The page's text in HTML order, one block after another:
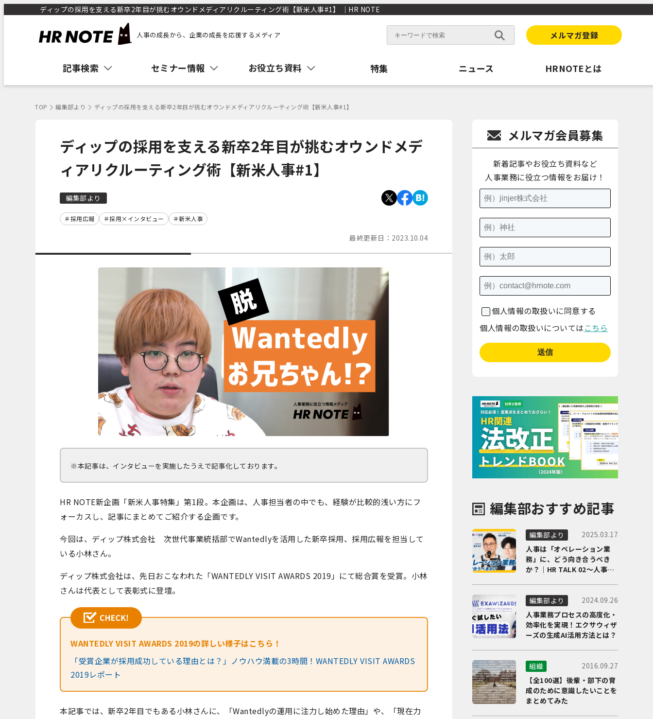
ディップの採用を支える新卒2年目が挑むオウンドメディアリクルーティング術【新米人事#1】 ｜HR NOTE
人事の成長から、企業の成長を応援するメディア メルマガ登録
記事検索 セミナー情報 お役立ち資料 特集 ニュース HRNOTEとは
TOP 編集部より ディップの採用を支える新卒2年目が挑むオウンドメディアリクルーティング術【新米人事#1】
ディップの採用を支える新卒2年目が挑むオウンドメデ
ィアリクルーティング術【新米人事#1】
編集部より
採用広報 採用×インタビュー 新米人事
最終更新日： 2023.10.04
※本記事は、インタビューを実施したうえで記事化しております。
HR NOTE新企画「新米人事特集」第1段。本企画は、人事担当者の中でも、経験が比較的浅い方にフ
ォーカスし、記事にまとめてご紹介する企画です。
今回は、ディップ株式会社 次世代事業統括部でWantedlyを活用した新卒採用、採用広報を担当して
いる小林さん。
ディップ株式会社は、先日おこなわれた「WANTEDLY VISIT AWARDS 2019」にて総合賞を受賞。小林
さんは代表として表彰式に登壇。
WANTEDLY VISIT AWARDS 2019の詳しい様子はこちら！
「受賞企業が採用成功している理由とは？」ノウハウ満載の3時間！WANTEDLY VISIT AWARDS
2019レポート
本記事では、新卒2年目でもある小林さんに、「Wantedlyの運用に注力し始めた理由」や、「現在力
メルマガ会員募集
新着記事やお役立ち資料など
人事業務に役立つ情報をお届け！
個人情報の取扱いに同意する
個人情報の取扱いについては こちら
編集部おすすめ記事
編集部より
2025.03.17
人事は「オペレーション業
務」に、どう向き合うべき
か？｜HR TALK 02～人事DX
編集部より
2024.09.26
人事業務プロセスの高度化・
効率化を実現！エクサウィザ
ーズの生成AI活用方法とは？
組織
2016.09.27
【全100選】後輩・部下の育
成のために意識したいことを
まとめてみた